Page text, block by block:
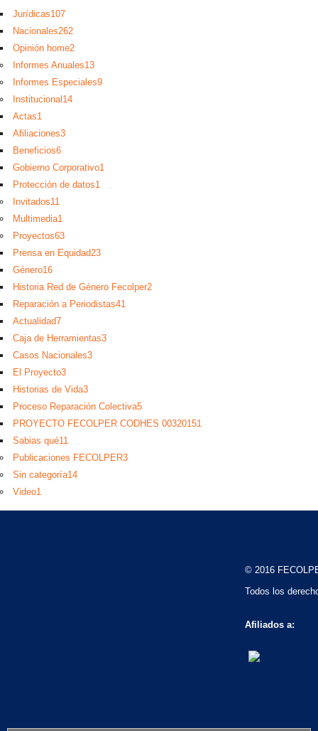
Jurídicas107
Nacionales262
Opinión home2
Informes Anuales13
Informes Especiales9
Institucional 14
Actas1
Afiliaciones3
Beneficios6
Gobierno Corporativo1
Protección de datos1
Invitados11
Multimedia1
Proyectos63
Prensa en Equidad23
Género16
Historia Red de Género Fecolper2
Reparación a Periodistas41
Actualidad7
Caja de Herramientas3
Casos Nacionales3
El Proyecto3
Historias de Vida3
Proceso Reparación Colectiva5
PROYECTO FECOLPER CODHES 00320151
Sabias qué11
Publicaciones FECOLPER3
Sin categoría14
Video1
© 2016
Todos los
Afiliados a: